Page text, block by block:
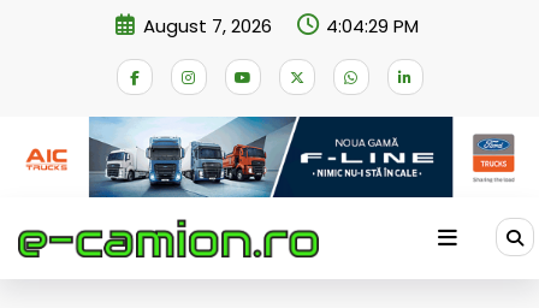
August 7, 2026 4:04:29 PM